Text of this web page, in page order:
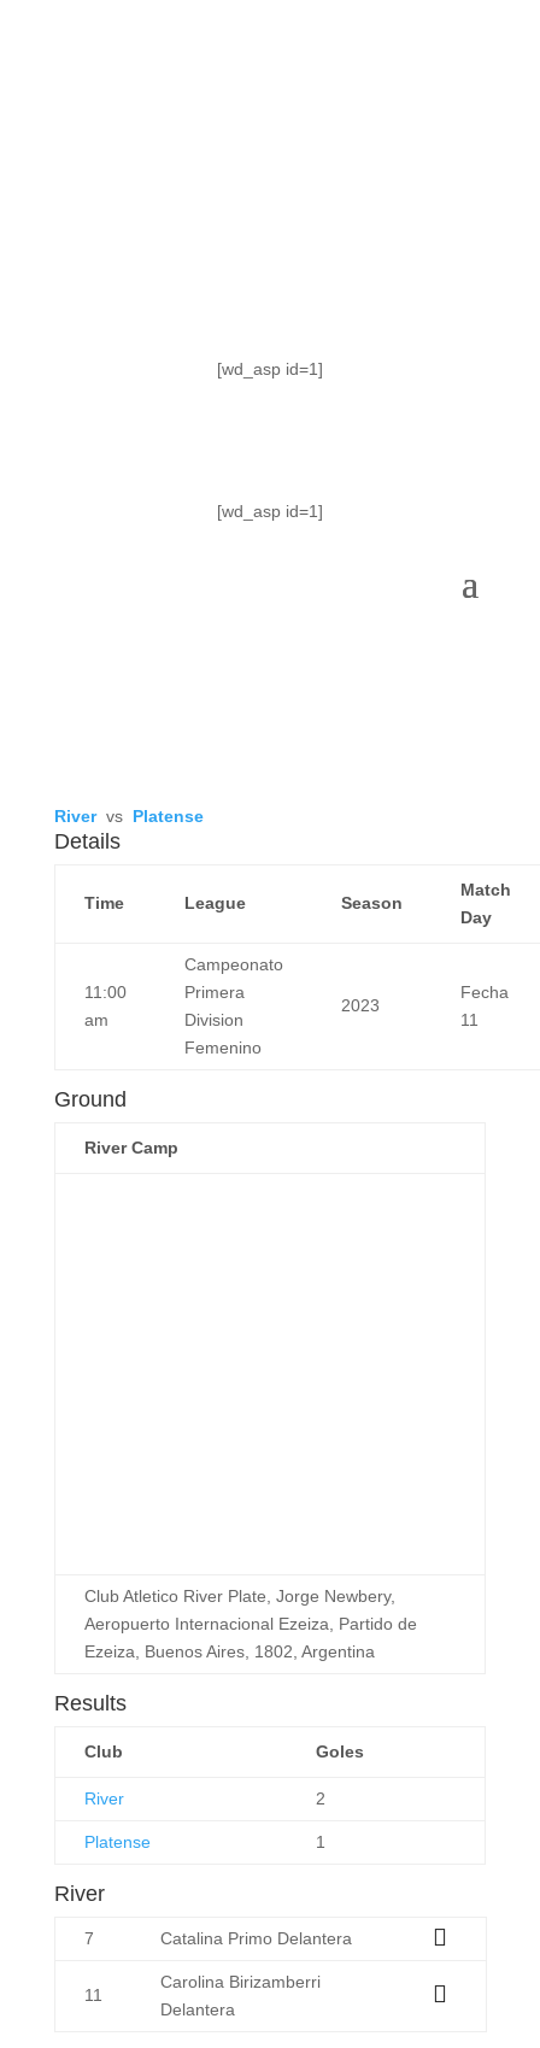
[wd_asp id=1]
[wd_asp id=1]
River vs Platense
Details
Time League Season
Match
Day
11:00
am
Campeonato
Primera
Division
Femenino
2023
Fecha
11
Ground
River Camp
Club Atletico River Plate, Jorge Newbery,
Aeropuerto Internacional Ezeiza, Partido de
Ezeiza, Buenos Aires, 1802, Argentina
Results
Club Goles
River 2
Platense 1
River
7 Catalina Primo Delantera
11
Carolina Birizamberri
Delantera